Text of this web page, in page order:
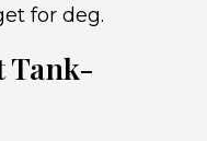
for deg.
Tank-